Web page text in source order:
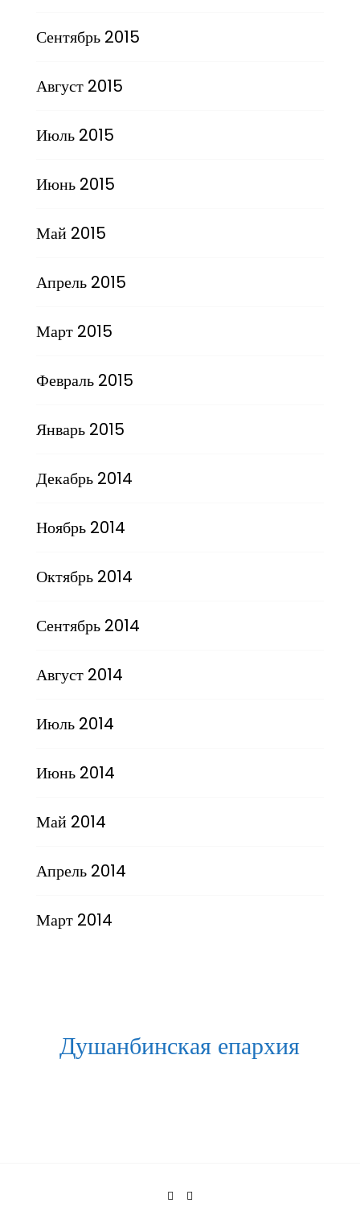
Сентябрь 2015
Август 2015
Июль 2015
Июнь 2015
Май 2015
Апрель 2015
Март 2015
Февраль 2015
Январь 2015
Декабрь 2014
Ноябрь 2014
Октябрь 2014
Сентябрь 2014
Август 2014
Июль 2014
Июнь 2014
Май 2014
Апрель 2014
Март 2014
Душанбинская епархия